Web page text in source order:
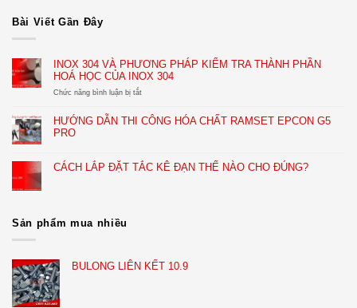
Bài Viết Gần Đây
INOX 304 VÀ PHƯƠNG PHÁP KIỂM TRA THÀNH PHẦN
HOÁ HỌC CỦA INOX 304
Chức năng bình luận bị tắtở
304
VÀ
KIỂM
TRA
HƯỚNG DẪN THI CÔNG HÓA CHẤT RAMSET EPCON G5
PRO
CÁCH LẮP ĐẶT TẮC KÊ ĐẠN THẾ NÀO CHO ĐÚNG?
Sản phẩm mua nhiều
BULONG LIÊN KẾT 10.9